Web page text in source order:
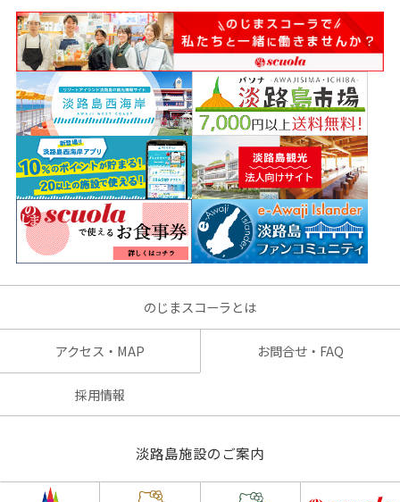
のじまスコーラとは
アクセス・MAP お問合せ・FAQ
採用情報
淡路島施設のご案内